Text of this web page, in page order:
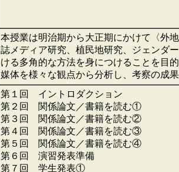
本授業は明治期から大正期にかけて〈外
誌メディア研究、植民地研究、ジェンダ
ける多角的な方法を身につけることを目
媒体を様々な観点から分析し、考察の成
第１回 イントロダクション
第２回 関係論文／書籍を読む①
第３回 関係論文／書籍を読む②
第４回 関係論文／書籍を読む③
第５回 関係論文／書籍を読む④
第６回 演習発表準備
第７回 学生発表①